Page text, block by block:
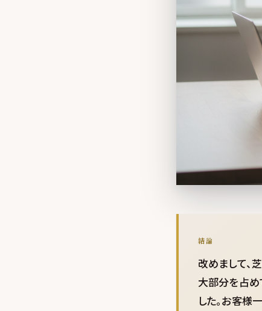
結論
改めまして、
大部分を占め
した。お客様